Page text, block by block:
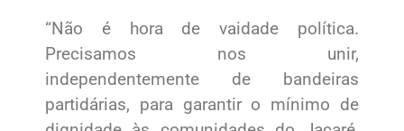
“Não é hora de vaidade política.
Precisamos nos unir,
independentemente de bandeiras
partidárias, para garantir o mínimo de